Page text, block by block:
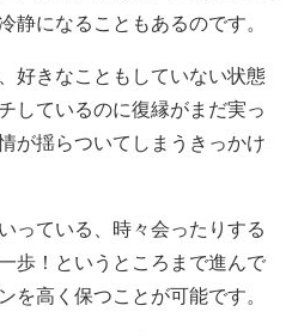
静になることもあるのです。
好きなこともしていない状態
しているのに復縁がまだ実っ
が揺らついてしまうきっかけ
っている、時々会ったりする
歩！というところまで進んで
を高く保つことが可能です。